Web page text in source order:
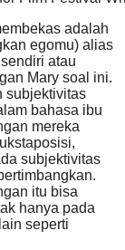
adalah
egomu) alias
atau
Mary soal ini.
subjektivitas
bahasa ibu
mereka
subjektivitas
itu bisa
hanya pada
seperti